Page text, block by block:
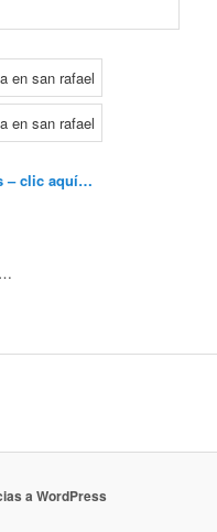
– clic aquí…
a WordPress